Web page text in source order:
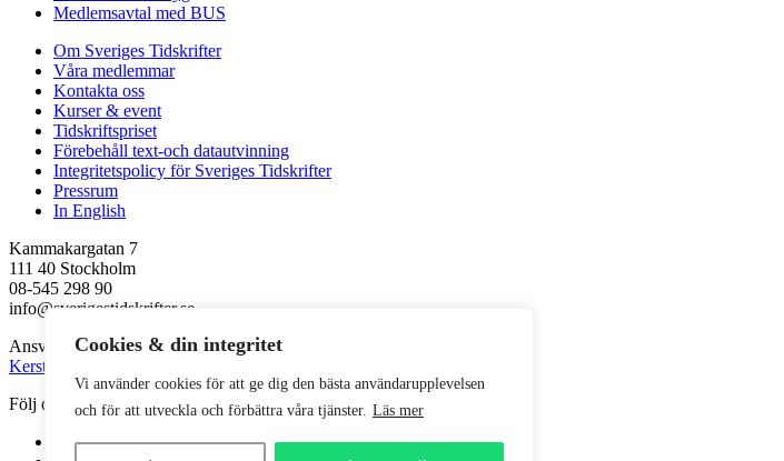
Cookies & din integritet
Vi använder cookies för att ge dig den bästa användarupplevelsen
och för att utveckla och förbättra våra tjänster. Läs mer
Medlemsavtal med BUS
Om Sveriges Tidskrifter
Våra medlemmar
Kontakta oss
Kurser & event
Tidskriftspriset
Förebehåll text-och datautvinning
Integritetspolicy för Sveriges Tidskrifter
Pressrum
In English
Kammakargatan 7
111 40 Stockholm
08-545 298 90
info@sverigestidskrifter.se
Ansvarig utgivare
Kerstin Neld
Följ oss
Facebook